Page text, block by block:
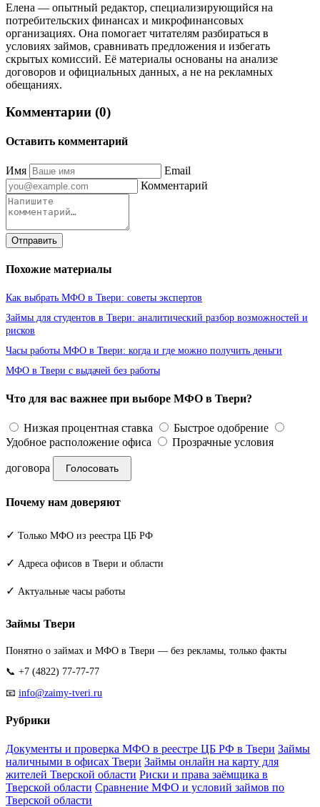
Елена — опытный редактор, специализирующийся на
потребительских финансах и микрофинансовых
организациях. Она помогает читателям разбираться в
условиях займов, сравнивать предложения и избегать
скрытых комиссий. Её материалы основаны на анализе
договоров и официальных данных, а не на рекламных
обещаниях.
Комментарии (0)
Оставить комментарий
Имя
Email
Комментарий
Отправить
Похожие материалы
Как выбрать МФО в Твери: советы экспертов
Займы для студентов в Твери: аналитический разбор возможностей и
рисков
Часы работы МФО в Твери: когда и где можно получить деньги
МФО в Твери с выдачей без работы
Что для вас важнее при выборе МФО в Твери?
Низкая процентная ставка
Быстрое одобрение
Удобное расположение офиса
Прозрачные условия
договора Голосовать
Почему нам доверяют
✓ Только МФО из реестра ЦБ РФ
✓ Адреса офисов в Твери и области
✓ Актуальные часы работы
Займы Твери
Понятно о займах и МФО в Твери — без рекламы, только факты
📞 +7 (4822) 77-77-77
📧 info@zaimy-tveri.ru
Рубрики
Документы и проверка МФО в реестре ЦБ РФ в Твери Займы
наличными в офисах Твери Займы онлайн на карту для
жителей Тверской области Риски и права заёмщика в
Тверской области Сравнение МФО и условий займов по
Тверской области